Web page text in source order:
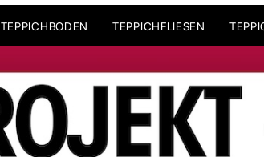
TEPPICHBODEN TEPPICHFLIESEN